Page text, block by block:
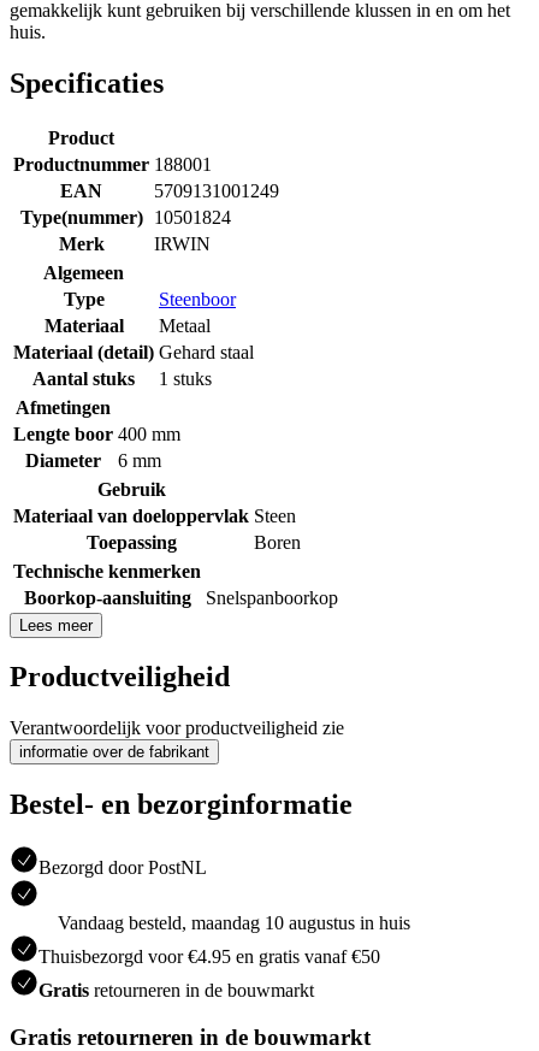
gemakkelijk kunt gebruiken bij verschillende klussen in en om het
huis.
Specificaties
Product
Productnummer 188001
EAN
5709131001249
Type(nummer)
10501824
Merk
IRWIN
Algemeen
Type
Steenboor
Materiaal
Metaal
Materiaal (detail) Gehard staal
Aantal stuks
1 stuks
Afmetingen
Lengte boor 400 mm
Diameter
6 mm
Gebruik
Materiaal van doeloppervlak Steen
Toepassing
Boren
Technische kenmerken
Boorkop-aansluiting
Snelspanboorkop
Lees meer
Productveiligheid
Verantwoordelijk voor productveiligheid zie
informatie over de fabrikant
Bestel- en bezorginformatie
Bezorgd door PostNL
Vandaag besteld, maandag 10 augustus in huis
Thuisbezorgd voor €4.95 en gratis vanaf €50
Gratis retourneren in de bouwmarkt
Gratis retourneren in de bouwmarkt